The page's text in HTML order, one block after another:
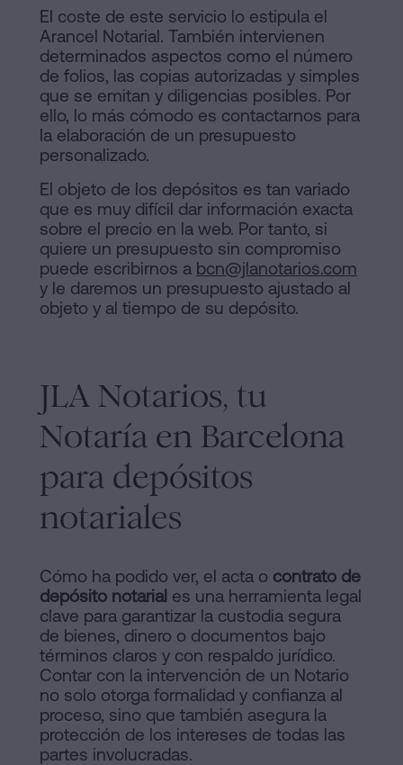
El coste de este servicio lo estipula el
Arancel Notarial. También intervienen
determinados aspectos como el número
de folios, las copias autorizadas y simples
que se emitan y diligencias posibles. Por
ello, lo más cómodo es contactarnos para
la elaboración de un presupuesto
personalizado.
El objeto de los depósitos es tan variado
que es muy difícil dar información exacta
sobre el precio en la web. Por tanto, si
quiere un presupuesto sin compromiso
puede escribirnos a bcn@jlanotarios.com
y le daremos un presupuesto ajustado al
objeto y al tiempo de su depósito.
JLA Notarios, tu
Notaría en Barcelona
para depósitos
notariales
Cómo ha podido ver, el acta o contrato de
depósito notarial es una herramienta legal
clave para garantizar la custodia segura
de bienes, dinero o documentos bajo
términos claros y con respaldo jurídico.
Contar con la intervención de un Notario
no solo otorga formalidad y confianza al
proceso, sino que también asegura la
protección de los intereses de todas las
partes involucradas.